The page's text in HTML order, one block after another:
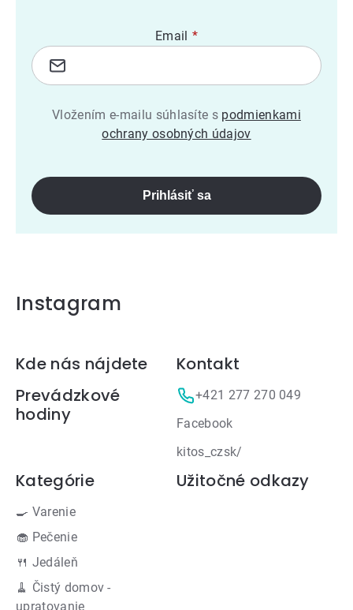
Email
Vložením e-mailu súhlasíte s podmienkami
ochrany osobných údajov
Prihlásiť sa
Instagram
Zápätie
Kde nás nájdete
Prevádzkové
hodiny
Kontakt
+421 277 270 049
Facebook
kitos_czsk/
Kategórie
🍳 Varenie
🧁 Pečenie
🍴 Jedáleň
🧹 Čistý domov -
upratovanie
Užitočné odkazy